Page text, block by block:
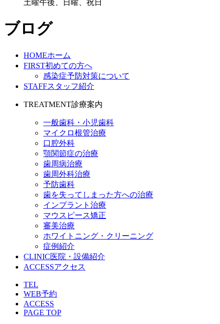
土曜午後、日曜、祝日
ブログ
HOMEホーム
FIRST初めての方へ
感染症予防対策について
STAFFスタッフ紹介
TREATMENT診療案内
一般歯科・小児歯科
マイクロ根管治療
口腔外科
顎関節症の治療
歯周病治療
歯周外科治療
予防歯科
歯を失ってしまった方への治療
インプラント治療
マウスピース矯正
審美治療
ホワイトニング・クリーニング
症例紹介
CLINIC医院・設備紹介
ACCESSアクセス
TEL
WEB予約
ACCESS
PAGE TOP